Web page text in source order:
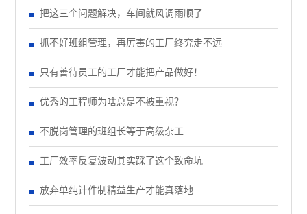
把这三个问题解决，车间就风调雨顺了
抓不好班组管理，再厉害的工厂终究走不远
只有善待员工的工厂才能把产品做好！
优秀的工程师为啥总是不被重视？
不脱岗管理的班组长等于高级杂工
工厂效率反复波动其实踩了这个致命坑
放弃单纯计件制精益生产才能真落地